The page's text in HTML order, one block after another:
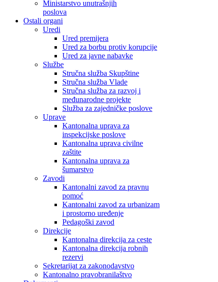
Ministarstvo unutrašnjih
poslova
Ostali organi
Uredi
Ured premijera
Ured za borbu protiv korupcije
Ured za javne nabavke
Službe
Stručna služba Skupštine
Stručna služba Vlade
Stručna služba za razvoj i
međunarodne projekte
Služba za zajedničke poslove
Uprave
Kantonalna uprava za
inspekcijske poslove
Kantonalna uprava civilne
zaštite
Kantonalna uprava za
šumarstvo
Zavodi
Kantonalni zavod za pravnu
pomoć
Kantonalni zavod za urbanizam
i prostorno uređenje
Pedagoški zavod
Direkcije
Kantonalna direkcija za ceste
Kantonalna direkcija robnih
rezervi
Sekretarijat za zakonodavstvo
Kantonalno pravobranilaštvo